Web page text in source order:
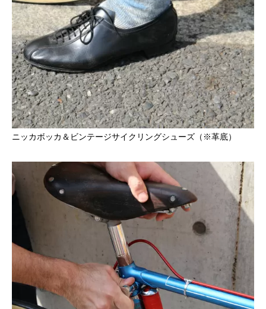
ニッカボッカ＆ビンテージサイクリングシューズ（※革底）